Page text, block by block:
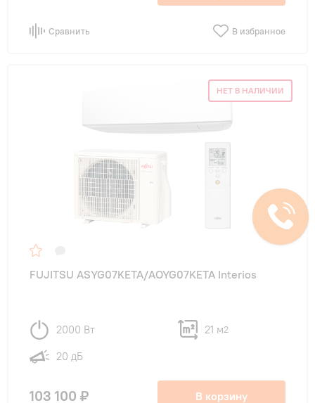
Сравнить В избранное
НЕТ В НАЛИЧИИ
FUJITSU ASYG07KETA/AOYG07KETA Interios
2000 Вт 21 м2
20 дБ
103 100 ₽ В корзину